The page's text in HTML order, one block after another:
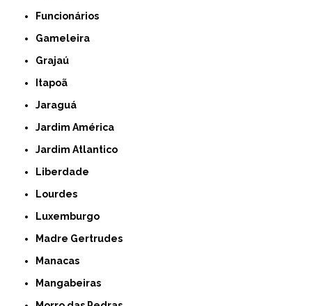
Funcionários
Gameleira
Grajaú
Itapoã
Jaraguá
Jardim América
Jardim Atlantico
Liberdade
Lourdes
Luxemburgo
Madre Gertrudes
Manacas
Mangabeiras